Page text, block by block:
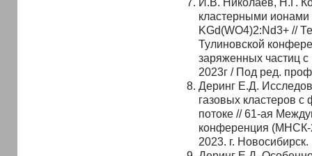
кластерными ионами
KGd(WO4)2:Nd3+ //
Тулиновской
заряженных частиц
2023г / Под ред.
Деринг Е.Д.
газовых кластеров
потоке // 61-ая
конференция (МНСК-
2023. г.